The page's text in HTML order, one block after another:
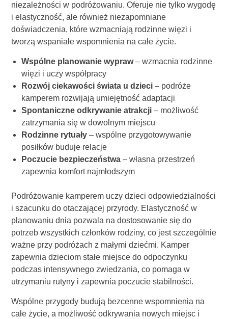
niezależności w podróżowaniu. Oferuje nie tylko wygodę
i elastyczność, ale również niezapomniane
doświadczenia, które wzmacniają rodzinne więzi i
tworzą wspaniałe wspomnienia na całe życie.
Wspólne planowanie wypraw– wzmacnia rodzinne
więzi i uczy współpracy
Rozwój ciekawości świata u dzieci– podróże
kamperem rozwijają umiejętność adaptacji
Spontaniczne odkrywanie atrakcji– możliwość
zatrzymania się w dowolnym miejscu
Rodzinne rytuały– wspólne przygotowywanie
posiłków buduje relacje
Poczucie bezpieczeństwa– własna przestrzeń
zapewnia komfort najmłodszym
Podróżowanie kamperem uczy dzieci odpowiedzialności
i szacunku do otaczającej przyrody. Elastyczność w
planowaniu dnia pozwala na dostosowanie się do
potrzeb wszystkich członków rodziny, co jest szczególnie
ważne przy podróżach z małymi dziećmi. Kamper
zapewnia dzieciom stałe miejsce do odpoczynku
podczas intensywnego zwiedzania, co pomaga w
utrzymaniu rutyny i zapewnia poczucie stabilności.
Wspólne przygody budują bezcenne wspomnienia na
całe życie, a możliwość odkrywania nowych miejsc i